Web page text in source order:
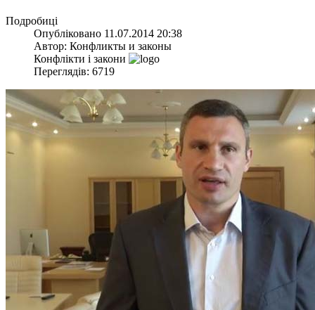
Подробиці
Опубліковано 11.07.2014 20:38
Автор: Конфликты и законы
Конфлікти і закони
Переглядів: 6719